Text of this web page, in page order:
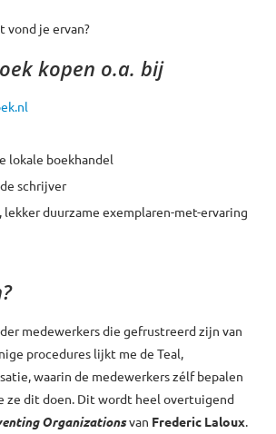
vond je ervan?
kopen o.a. bij
lokale boekhandel
schrijver
, lekker duurzame exemplaren-met-ervaring
medewerkers die gefrustreerd zijn van
procedures lijkt me de Teal,
waarin de medewerkers zélf bepalen
ze dit doen. Dit wordt heel overtuigend
Organizationsvan Frederic Laloux.